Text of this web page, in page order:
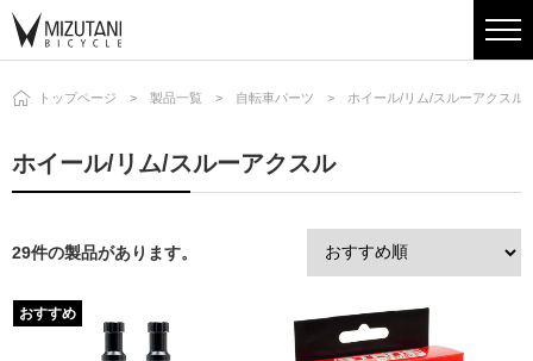
トップページ 製品一覧 自転車パーツ ホイール/リム/スルーアクスル
ホイール/リム/スルーアクスル
29件の製品があります。
おすすめ